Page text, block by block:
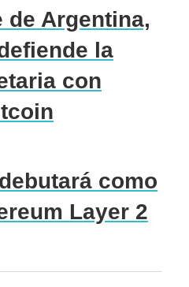
de Argentina,
la
con
como
Layer 2